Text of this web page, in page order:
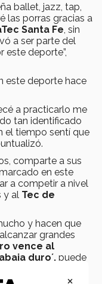
ballet, jazz, tap,
las porras gracias a
Santa Fe , sin
a ser parte del
este deporte”,
este deporte hace
a practicarlo me
tan identificado
el tiempo sentí que
comparte a sus
en este
a competir a nivel
y al Tec de
y hacen que
grandes
vence al
duro´, puede
pero si
y no te formas
×